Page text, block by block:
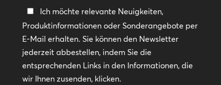
In
Kontakt
bleiben
Ich möchte relevante Neuigkeiten,
Produktinformationen oder Sonderangebote per
E-Mail erhalten. Sie können den Newsletter
jederzeit abbestellen, indem Sie die
entsprechenden Links in den Informationen, die
wir Ihnen zusenden, klicken.